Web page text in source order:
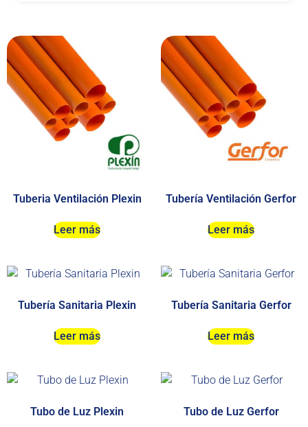
Tuberia Ventilación Plexin
Leer más
Tubería Ventilación Gerfor
Leer más
Tubería Sanitaria Plexin
Leer más
Tubería Sanitaria Gerfor
Leer más
Tubo de Luz Plexin Tubo de Luz Gerfor